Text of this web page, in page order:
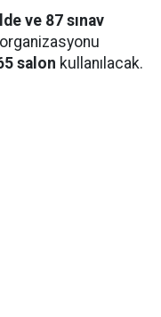
ve 87 sınav
salon kullanılacak.